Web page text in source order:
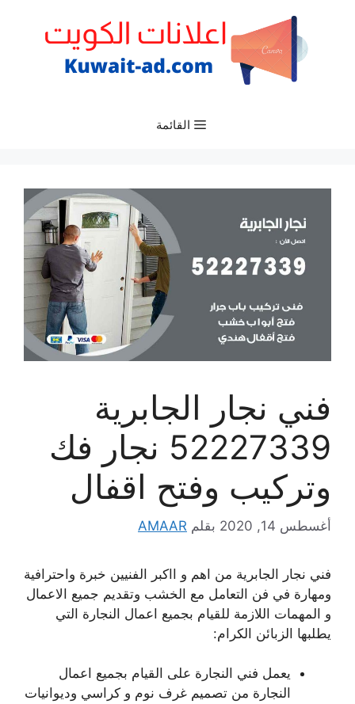
القائمة
فني نجار الجابرية
52227339 نجار فك
وتركيب وفتح اقفال
أغسطس 14, 2020 بقلم AMAAR
فني نجار الجابرية من اهم و ااكبر الفنيين خبرة واحترافية
ومهارة في فن التعامل مع الخشب وتقديم جميع الاعمال
و المهمات اللازمة للقيام بجميع اعمال النجارة التي
يطلبها الزبائن الكرام:
يعمل فني النجارة على القيام بجميع اعمال
النجارة من تصميم غرف نوم و كراسي وديوانيات